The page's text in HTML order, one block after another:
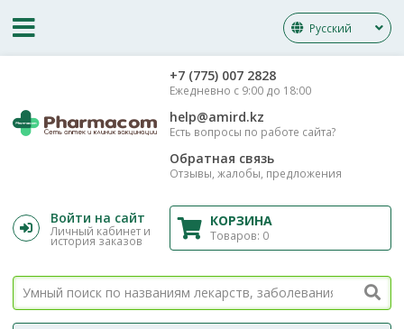
Русский
‎+7 (775) 007 2828
Ежедневно с 9:00 до 18:00
help@amird.kz
Есть вопросы по работе сайта?
Обратная связь
Отзывы, жалобы, предложения
Войти на сайт
Личный кабинет и
история заказов
КОРЗИНА
Товаров: 0